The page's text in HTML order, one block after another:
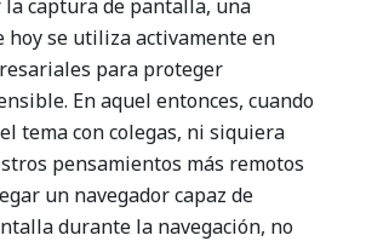
captura de pantalla, una
hoy se utiliza activamente en
para proteger
En aquel entonces, cuando
tema con colegas, ni siquiera
pensamientos más remotos
un navegador capaz de
durante la navegación, no